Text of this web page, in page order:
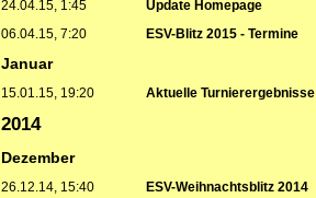
24.04.15, 1:45 Update Homepage
06.04.15, 7:20
ESV-Blitz 2015 - Termine
Januar
15.01.15, 19:20 Aktuelle Turnierergebnisse
2014
Dezember
26.12.14, 15:40 ESV-Weihnachtsblitz 2014